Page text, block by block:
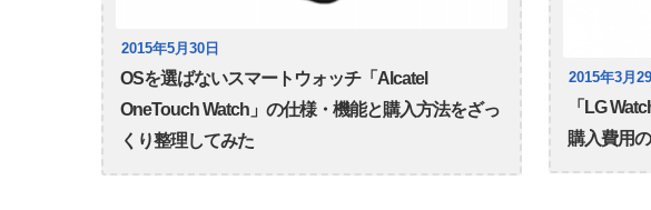
2015年5月30日
OSを選ばないスマートウォッチ「Alcatel
OneTouch Watch」の仕様・機能と購入方法をざっ
くり整理してみた
2015年3月
「LG
購入費用